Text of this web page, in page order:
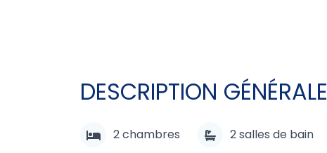
DESCRIPTION GÉNÉRALE
2chambres 2salles de bain